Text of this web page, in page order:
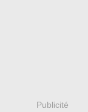
Publicité